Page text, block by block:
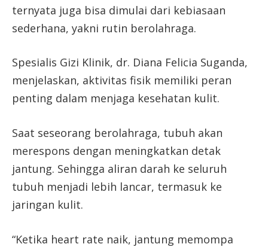
ternyata juga bisa dimulai dari kebiasaan
sederhana, yakni rutin berolahraga.
Spesialis Gizi Klinik, dr. Diana Felicia Suganda,
menjelaskan, aktivitas fisik memiliki peran
penting dalam menjaga kesehatan kulit.
Saat seseorang berolahraga, tubuh akan
merespons dengan meningkatkan detak
jantung. Sehingga aliran darah ke seluruh
tubuh menjadi lebih lancar, termasuk ke
jaringan kulit.
“Ketika heart rate naik, jantung memompa